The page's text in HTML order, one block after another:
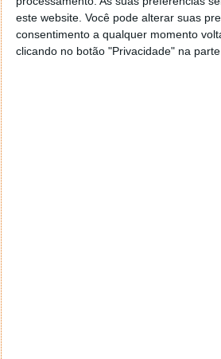
este website. Você pode alterar suas
consentimento a qualquer momento
clicando no botão "Privacidade" na